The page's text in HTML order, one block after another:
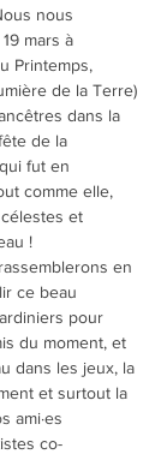
nous
mars à
Printemps,
de la Terre)
dans la
de la
fut en
comme elle,
et
!
en
ce beau
pour
du moment, et
dans les jeux, la
et surtout la
ami·es
co-